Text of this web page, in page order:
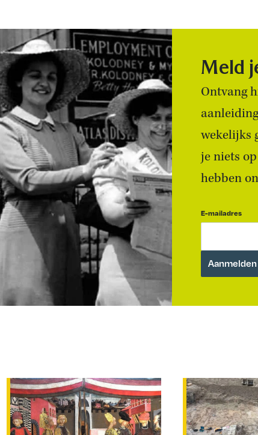
Meld
Ontvang
wekelijks
je niets
hebben
E-mailadres